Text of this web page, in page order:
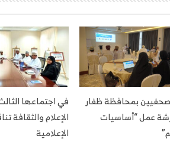
بمحافظة ظفار
عمل “أساسيات
في اجتماعها
الإعلام والثقافة
الإعلامية